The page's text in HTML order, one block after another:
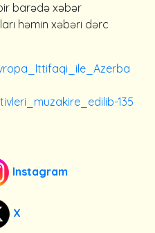
barədə xəbər
həmin xəbəri dərc
135
Instagram
X